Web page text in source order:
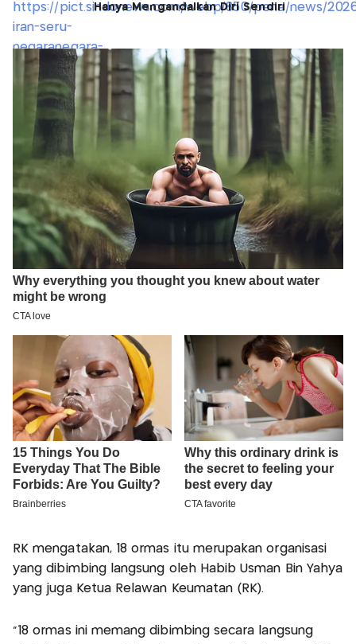
Hanya Mengandalkan Diri Sendiri
RK mengatakan, 18 ormas itu merupakan organisasi
yang dibimbing langsung oleh Habib Usman Bin Yahya
yang juga Ketua Relawan Keumatan (RK).
"18 ormas ini memang dibimbing secara langsung